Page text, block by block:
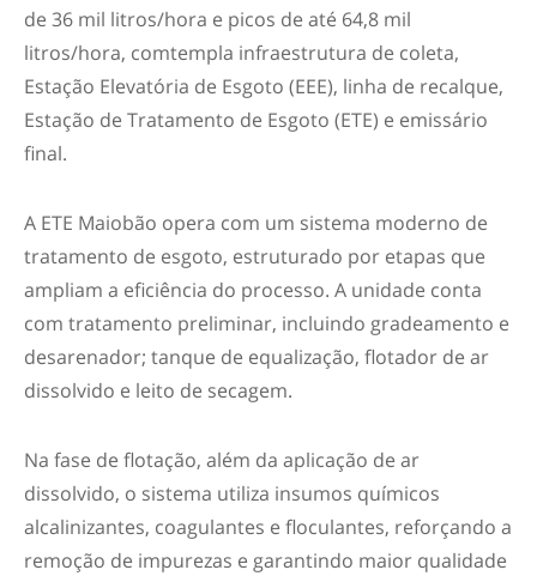
de 36 mil litros/hora e picos de até 64,8 mil
litros/hora, comtempla infraestrutura de coleta,
Estação Elevatória de Esgoto (EEE), linha de recalque,
Estação de Tratamento de Esgoto (ETE) e emissário
final.
A ETE Maiobão opera com um sistema moderno de
tratamento de esgoto, estruturado por etapas que
ampliam a eficiência do processo. A unidade conta
com tratamento preliminar, incluindo gradeamento e
desarenador; tanque de equalização, flotador de ar
dissolvido e leito de secagem.
Na fase de flotação, além da aplicação de ar
dissolvido, o sistema utiliza insumos químicos
alcalinizantes, coagulantes e floculantes, reforçando a
remoção de impurezas e garantindo maior qualidade